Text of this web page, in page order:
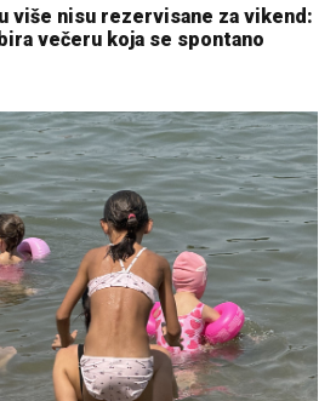
više nisu rezervisane za vikend:
večeru koja se spontano